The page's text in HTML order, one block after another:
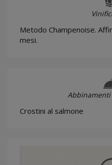
Metodo Champenoise.
mesi.
Crostini al salmone